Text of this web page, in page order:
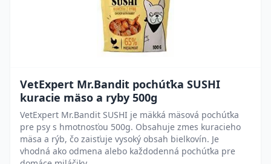
VetExpert Mr.Bandit pochúťka SUSHI
kuracie mäso a ryby 500g
VetExpert Mr.Bandit SUSHI je mäkká mäsová pochúťka
pre psy s hmotnosťou 500g. Obsahuje zmes kuracieho
mäsa a rýb, čo zaisťuje vysoký obsah bielkovín. Je
vhodná ako odmena alebo každodenná pochúťka pre